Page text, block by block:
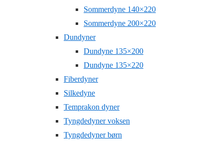
Sommerdyne 140×220
Sommerdyne 200×220
Dundyner
Dundyne 135×200
Dundyne 135×220
Fiberdyner
Silkedyne
Temprakon dyner
Tyngdedyner voksen
Tyngdedyner børn